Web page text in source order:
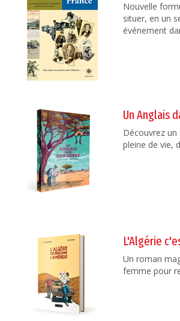
Nouvelle
situer, en un
événement
Un Anglais
Découvrez
pleine de vie,
L'Algérie
Un roman
femme pour